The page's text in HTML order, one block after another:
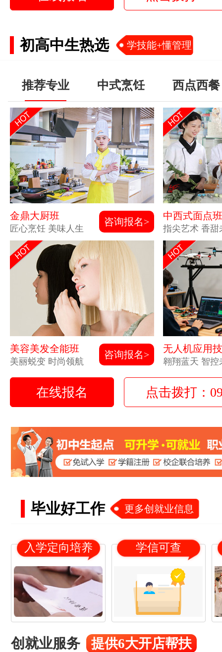
初高中生热选 学技能+懂管理
推荐专业 中式烹饪 西点西餐
金鼎大厨班
匠心烹饪 美味人生
咨询报名>
中西式面点班
指尖艺术 香甜
美容美发全能班
美丽蜕变 时尚领航
咨询报名>
无人机应用
翱翔蓝天 智控
在线报名 点击拨打：
毕业好工作 更多创就业信息
入学定向培养 学信可查
创就业服务 提供6大开店帮扶